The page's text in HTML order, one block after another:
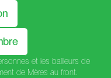
et les bailleurs de
de Mères au front.